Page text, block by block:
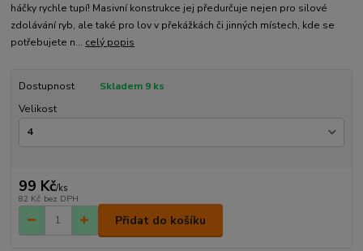
háčky rychle tupí! Masivní konstrukce jej předurčuje nejen pro silové
zdolávání ryb, ale také pro lov v překážkách či jinných místech, kde se
potřebujete n... celý popis
Dostupnost
Skladem 9 ks
Velikost
99 Kč/ks
82 Kč bez DPH
Přidat do košíku